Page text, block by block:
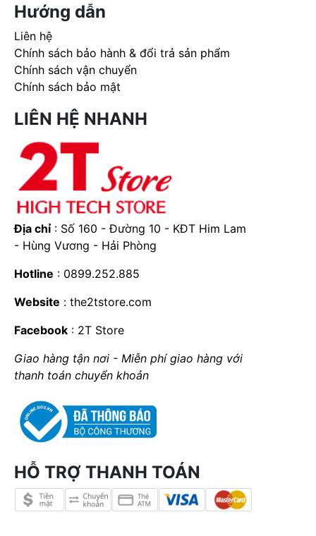
Hướng dẫn
Liên hệ
Chính sách bảo hành & đổi trả sản phẩm
Chính sách vận chuyển
Chính sách bảo mật
LIÊN HỆ NHANH
Địa chỉ: Số 160 - Đường 10 - KĐT Him Lam
- Hùng Vương - Hải Phòng
Hotline : 0899.252.885
Website :the2tstore.com
Facebook : 2T Store
Giao hàng tận nơi - Miễn phí giao hàng với
thanh toán chuyển khoản
HỖ TRỢ THANH TOÁN